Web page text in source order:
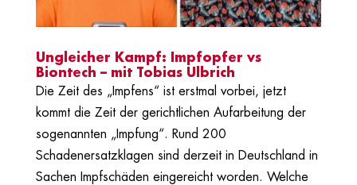
Ungleicher Kampf: Impfopfer vs
Biontech – mit Tobias Ulbrich
Die Zeit des „Impfens“ ist erstmal vorbei, jetzt
kommt die Zeit der gerichtlichen Aufarbeitung der
sogenannten „Impfung“. Rund 200
Schadenersatzklagen sind derzeit in Deutschland in
Sachen Impfschäden eingereicht worden. Welche